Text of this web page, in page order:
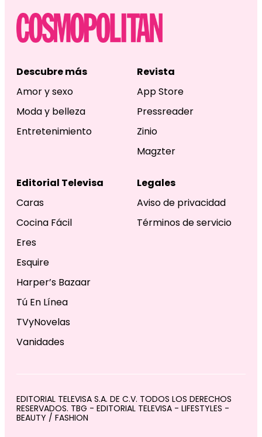
Descubre más
Amor y sexo
Moda y belleza
Entretenimiento
Revista
App Store
Pressreader
Zinio
Magzter
Editorial Televisa
Caras
Cocina Fácil
Eres
Esquire
Harper’s Bazaar
Tú En Línea
TVyNovelas
Vanidades
Legales
Aviso de privacidad
Términos de servicio
EDITORIAL TELEVISA S.A. DE C.V. TODOS LOS DERECHOS
RESERVADOS. TBG - EDITORIAL TELEVISA - LIFESTYLES -
BEAUTY / FASHION